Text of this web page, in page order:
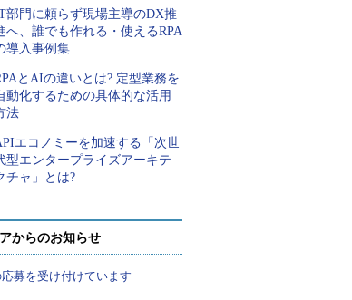
部門に頼らず現場主導のDX推
へ、誰でも作れる・使えるRPA
導入事例集
とAIの違いとは? 定型業務を
動化するための具体的な活用
法
エコノミーを加速する「次世
型エンタープライズアーキテ
チャ」とは?
からのお知らせ
募を受け付けています